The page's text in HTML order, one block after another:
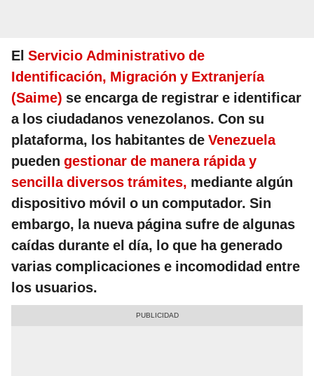
El Servicio Administrativo de
Identificación, Migración y Extranjería
(Saime) se encarga de registrar e identificar
a los ciudadanos venezolanos. Con su
plataforma, los habitantes de Venezuela
pueden gestionar de manera rápida y
sencilla diversos trámites, mediante algún
dispositivo móvil o un computador. Sin
embargo, la nueva página sufre de algunas
caídas durante el día, lo que ha generado
varias complicaciones e incomodidad entre
los usuarios.